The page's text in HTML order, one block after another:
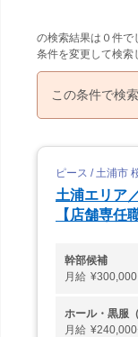
の検索結果は０件で
条件を変更して検索
この条件で検
ピース / 土浦市
土浦エリア
【店舗専任
幹部候補
月給
ホール・黒服（
月給